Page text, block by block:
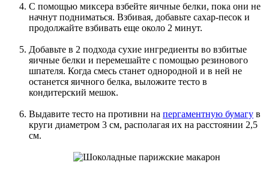
С помощью миксера взбейте яичные белки, пока они не
начнут подниматься. Взбивая, добавьте сахар-песок и
продолжайте взбивать еще около 2 минут.
Добавьте в 2 подхода сухие ингредиенты во взбитые
яичные белки и перемешайте с помощью резинового
шпателя. Когда смесь станет однородной и в ней не
останется яичного белка, выложите тесто в
кондитерский мешок.
Выдавите тесто на противни на пергаментную бумагу в
круги диаметром 3 см, располагая их на расстоянии 2,5
см.